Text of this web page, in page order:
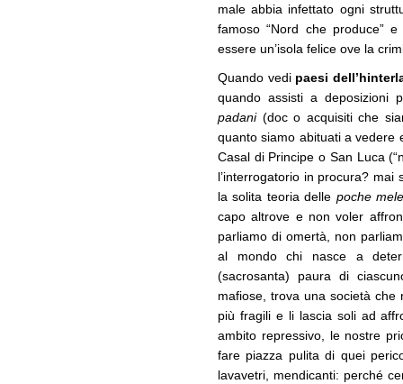
male abbia infettato ogni
famoso “Nord che produce”
essere un’isola felice ove la
Quando vedi paesi
quando assisti a deposizioni
padani(doc o acquisiti che
quanto siamo abituati a vedere
Casal di Principe o San Luca
l’interrogatorio in procura?
la solita teoria delle poche
capo altrove e non voler
parliamo di omertà, non
al mondo chi nasce a
(sacrosanta) paura di
mafiose, trova una società
più fragili e li lascia soli ad
ambito repressivo, le nostre
fare piazza pulita di quei
lavavetri, mendicanti: perché